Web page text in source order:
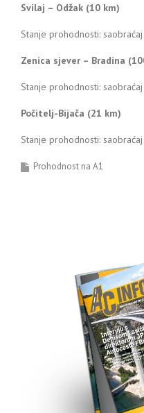
Svilaj – Odžak (10 km)
Stanje prohodnosti:
Zenica sjever – Bradina
Stanje prohodnosti:
Počitelj-Bijača (21 km)
Stanje prohodnosti:
Prohodnost na A1